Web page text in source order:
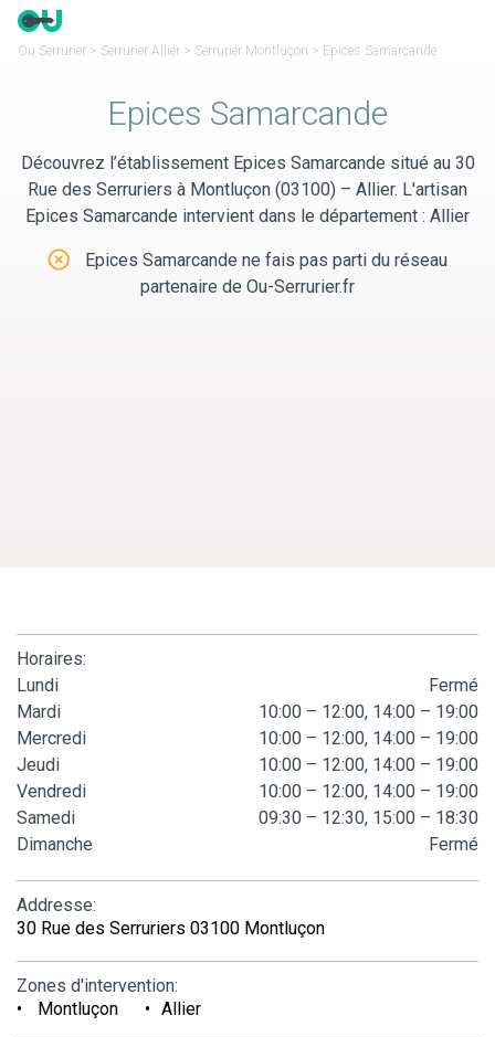
Panneau de gestion des cookies
Ou Serrurier > Serrurier Allier > Serrurier Montluçon > Epices Samarcande
Epices Samarcande
Découvrez l’établissement Epices Samarcande situé au 30
Rue des Serruriers à Montluçon (03100) – Allier. L'artisan
Epices Samarcande intervient dans le département : Allier
Epices Samarcande ne fais pas parti du réseau
partenaire de Ou-Serrurier.fr
Horaires:
Lundi
Fermé
Mardi
10:00 – 12:00, 14:00 – 19:00
Mercredi
10:00 – 12:00, 14:00 – 19:00
Jeudi
10:00 – 12:00, 14:00 – 19:00
Vendredi
10:00 – 12:00, 14:00 – 19:00
Samedi
09:30 – 12:30, 15:00 – 18:30
Dimanche
Fermé
Addresse:
30 Rue des Serruriers 03100 Montluçon
Zones d'intervention:
Montluçon
Allier